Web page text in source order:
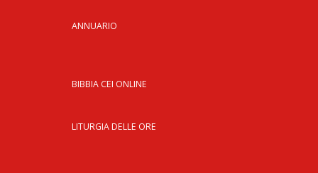
ANNUARIO
BIBBIA CEI ONLINE
LITURGIA DELLE ORE